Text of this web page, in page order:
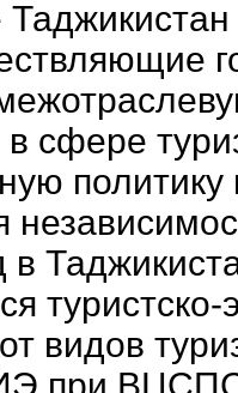
в сфере
в
туристско-
видов